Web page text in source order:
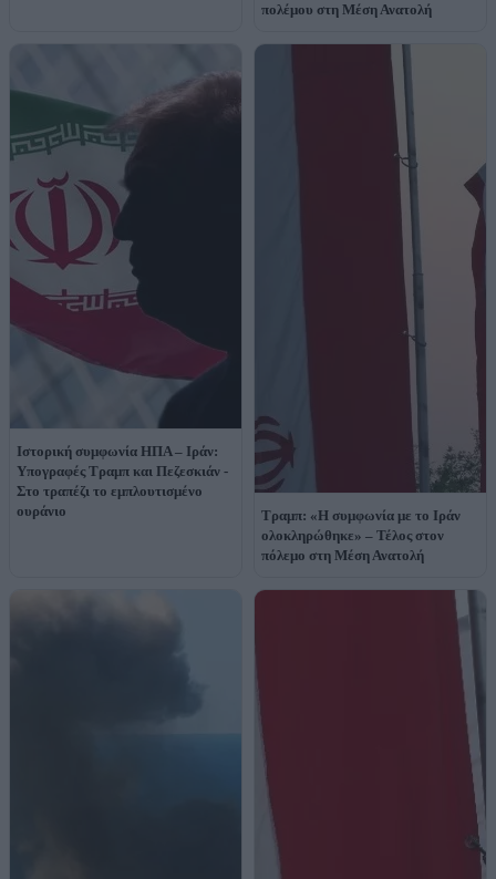
πολέμου στη Μέση Ανατολή
Ιστορική συμφωνία ΗΠΑ – Ιράν:
Υπογραφές Τραμπ και Πεζεσκιάν -
Στο τραπέζι το εμπλουτισμένο
ουράνιο
Τραμπ: «Η συμφωνία με το Ιράν
ολοκληρώθηκε» – Τέλος στον
πόλεμο στη Μέση Ανατολή